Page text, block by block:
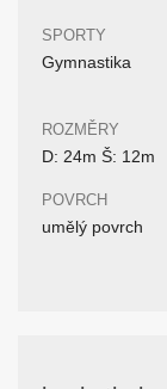
SPORTY
Gymnastika
ROZMĚRY
D: 24m Š: 12m
POVRCH
umělý povrch